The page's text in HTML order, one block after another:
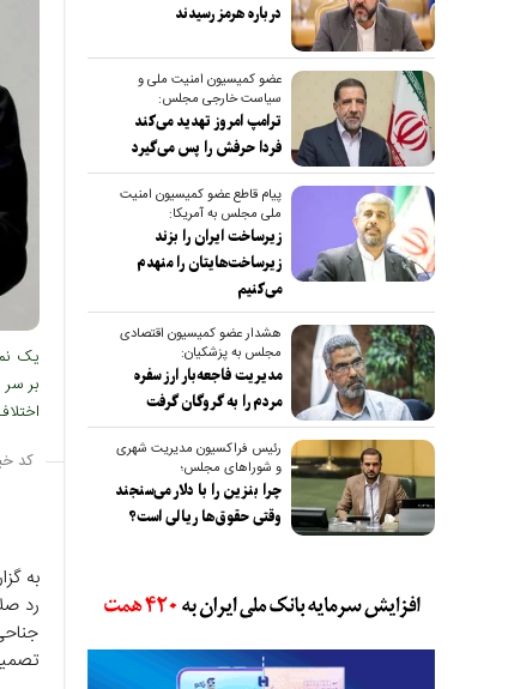
یک
بر
کد
به
رد
درباره هرمز رسیدند
عضو کمیسیون امنیت ملی و
سیاست خارجی مجلس:
ترامپ امروز تهدید می‌کند
فردا حرفش را پس می‌گیرد
پیام قاطع عضو کمیسیون امنیت
ملی مجلس به آمریکا:
زیرساخت ایران را بزند
زیرساخت‌هایتان را منهدم
می‌کنیم
هشدار عضو کمیسیون اقتصادی
مجلس به پزشکیان:
مدیریت فاجعه‌بار ارز سفره
مردم را به گروگان گرفت
رئیس فراکسیون مدیریت شهری
و شوراهای مجلس؛
چرا بنزین را با دلار می‌سنجند
وقتی حقوق‌ها ریالی است؟